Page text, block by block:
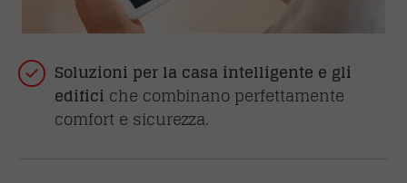
Soluzioni per la casa intelligente e gli
edifici che combinano perfettamente
comfort e sicurezza.